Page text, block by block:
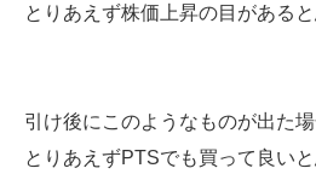
とりあえず株価上昇の目があると
引け後にこのようなものが出た場
とりあえずPTSでも買って良いと